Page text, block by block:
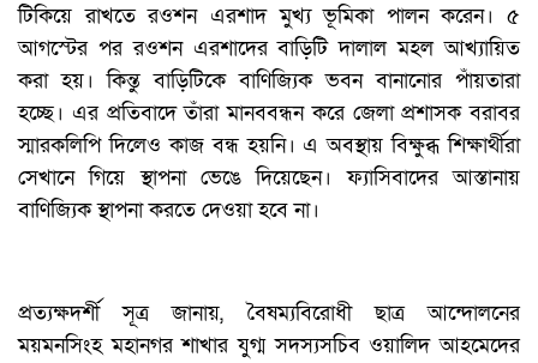
টিকিয়ে রাখতে রওশন এরশাদ মুখ্য ভূমিকা পালন করেন। ৫
আগস্টের পর রওশন এরশাদের বাড়িটি দালাল মহল আখ্যায়িত
করা হয়। কিন্তু বাড়িটিকে বাণিজ্যিক ভবন বানানোর পাঁয়তারা
হচ্ছে। এর প্রতিবাদে তাঁরা মানববন্ধন করে জেলা প্রশাসক বরাবর
স্মারকলিপি দিলেও কাজ বন্ধ হয়নি। এ অবস্থায় বিক্ষুব্ধ শিক্ষার্থীরা
সেখানে গিয়ে স্থাপনা ভেঙে দিয়েছেন। ফ্যাসিবাদের আস্তানায়
বাণিজ্যিক স্থাপনা করতে দেওয়া হবে না।
প্রত্যক্ষদর্শী সূত্র জানায়, বৈষম্যবিরোধী ছাত্র আন্দোলনের
ময়মনসিংহ মহানগর শাখার যুগ্ম সদস্যসচিব ওয়ালিদ আহমেদের